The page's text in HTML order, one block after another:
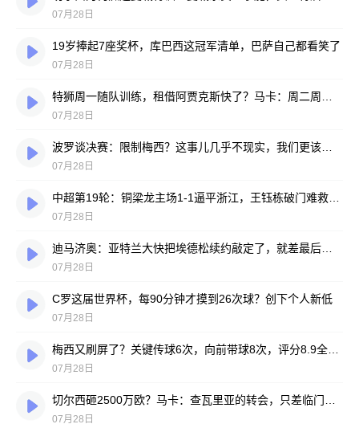
07月28日
19岁捧起7座奖杯，库巴西这冠军清单，巴萨自己都看笑了
07月28日
07月28日
07月28日
07月28日
07月28日
C罗这届世界杯，每90分钟才摸到26次球？创下个人新低
07月28日
07月28日
07月28日